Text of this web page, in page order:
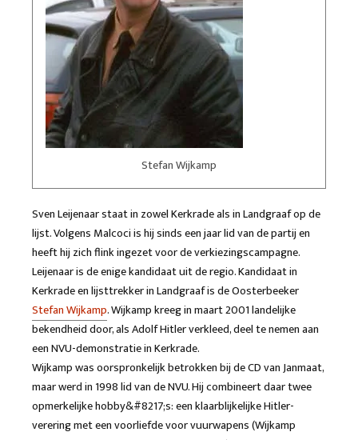
Stefan Wijkamp
Sven Leijenaar staat in zowel Kerkrade als in Landgraaf op de
lijst. Volgens Malcoci is hij sinds een jaar lid van de partij en
heeft hij zich flink ingezet voor de verkiezingscampagne.
Leijenaar is de enige kandidaat uit de regio. Kandidaat in
Kerkrade en lijsttrekker in Landgraaf is de Oosterbeeker
Stefan Wijkamp. Wijkamp kreeg in maart 2001 landelijke
bekendheid door, als Adolf Hitler verkleed, deel te nemen aan
een NVU-demonstratie in Kerkrade.
Wijkamp was oorspronkelijk betrokken bij de CD van Janmaat,
maar werd in 1998 lid van de NVU. Hij combineert daar twee
opmerkelijke hobby&#8217;s: een klaarblijkelijke Hitler-
verering met een voorliefde voor vuurwapens (Wijkamp